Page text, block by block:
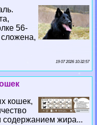
56-
19 07 2026 10:32:57
кошек,
содержанием жира...